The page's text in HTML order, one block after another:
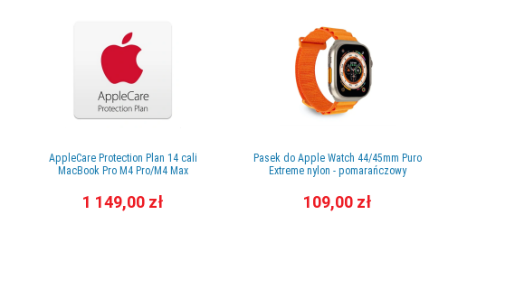
AppleCare Protection Plan 14 cali
MacBook Pro M4 Pro/M4 Max
1 149,00 zł
Pasek do Apple Watch 44/45mm Puro
Extreme nylon - pomarańczowy
109,00 zł